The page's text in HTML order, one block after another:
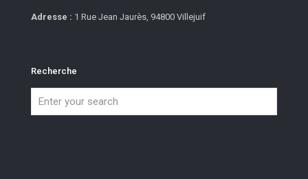
Adresse : 1 Rue Jean Jaurès, 94800 Villejuif
Recherche